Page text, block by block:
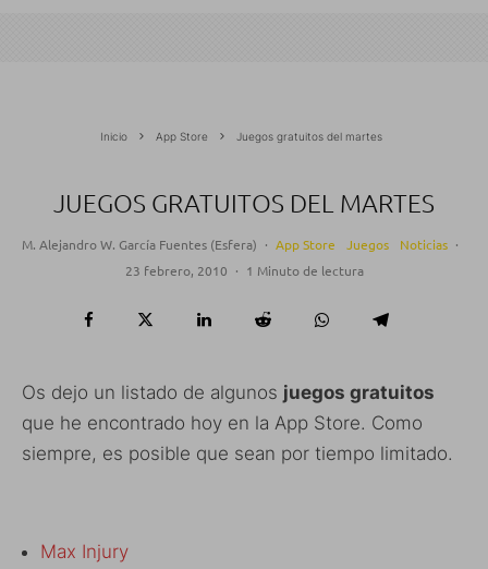
Inicio App Store Juegos gratuitos del martes
JUEGOS GRATUITOS DEL MARTES
M. Alejandro W. García Fuentes (Esfera) · App Store Juegos Noticias ·
23 febrero, 2010 · 1 Minuto de lectura
Os dejo un listado de algunos juegos gratuitos
que he encontrado hoy en la App Store. Como
siempre, es posible que sean por tiempo limitado.
Max Injury